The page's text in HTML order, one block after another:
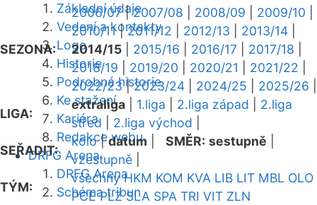
Základní údaje
Vedení a kontakty
Logo
Historie
Podrobná historie
Ke stažení
Kariéra
Redakce webu
DRFG Arena
DRFG Arena
Schéma tribun
SEZONA:
2006/07|2007/08 2008/09 2009/10
2010/11|2011/12 2012/13 2013/14
2014/15
2015/16 2016/17 2017/18
2018/19
2019/20 2020/21 2021/22
2022/23|2023/24 2024/25 2025/26
LIGA:
extraliga 1.liga 2.liga západ
2.liga
střed
2.liga východ
SEŘADIT:
kolo|datum SMĚR: sestupně
vzestupně
TÝM:
všechny HKM KOM KVA LIB LIT MBL OLO
PCE PLZ SLA SPA TRI VIT ZLN